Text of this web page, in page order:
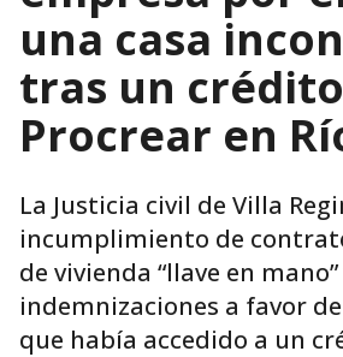
una casa
tras un crédito
Procrear en
La Justicia civil de Villa
incumplimiento de
de vivienda “llave en
indemnizaciones a favor
que había accedido a un